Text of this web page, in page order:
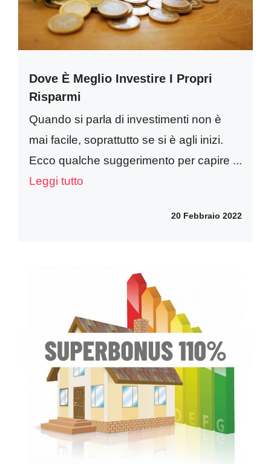
Dove È Meglio Investire I Propri
Risparmi
Quando si parla di investimenti non è
mai facile, soprattutto se si è agli inizi.
Ecco qualche suggerimento per capire ...
Leggi tutto
20 Febbraio 2022